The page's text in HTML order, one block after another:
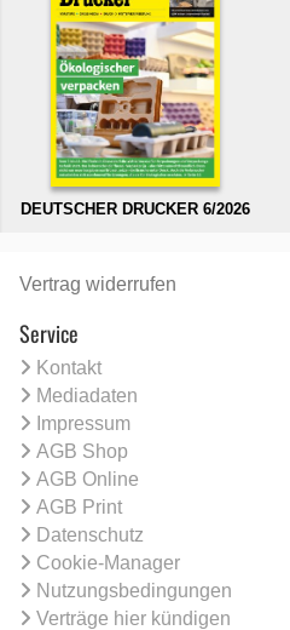
DEUTSCHER DRUCKER 6/2026
Vertrag widerrufen
Service
Kontakt
Mediadaten
Impressum
AGB Shop
AGB Online
AGB Print
Datenschutz
Cookie-Manager
Nutzungsbedingungen
Verträge hier kündigen